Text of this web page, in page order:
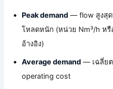
Peak demand — flow สูงสุด
โหลดหนัก (หน่วย Nm³/h ห
อ้างอิง)
Average demand — เฉลี่ย
operating cost